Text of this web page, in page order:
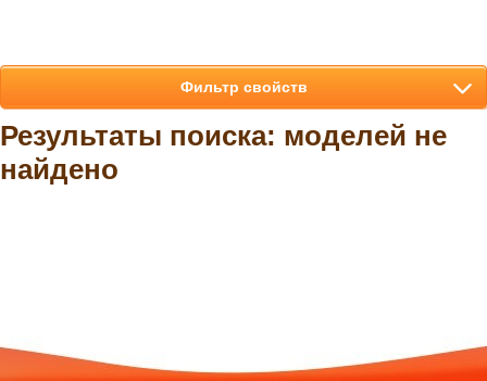
Результаты поиска: моделей не
найдено
Фильтр свойств